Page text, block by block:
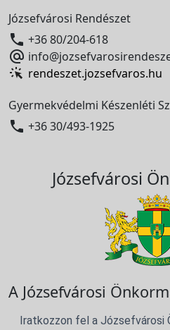
Józsefvárosi Rendészet
 +36 80/204-618

rendeszet.jozsefvaros.hu
Gyermekvédelmi Készenléti
 +36 30/493-1925
Józsefvárosi
A Józsefvárosi
Iratkozzon fel a Józsefvárosi